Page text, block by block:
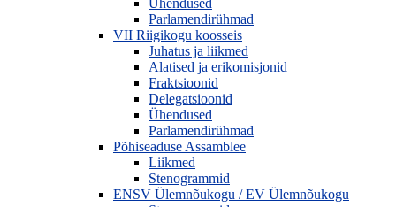
Parlamendirühmad
VII Riigikogu koosseis
Juhatus ja liikmed
Alatised ja erikomisjonid
Fraktsioonid
Delegatsioonid
Ühendused
Parlamendirühmad
Põhiseaduse Assamblee
Liikmed
Stenogrammid
ENSV Ülemnõukogu / EV Ülemnõukogu